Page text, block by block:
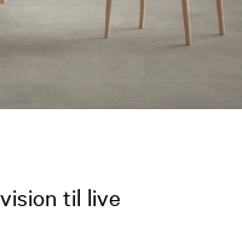
til live